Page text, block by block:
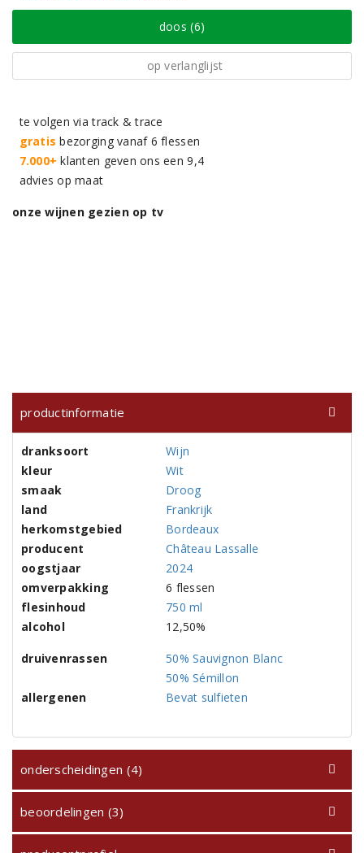
doos (6)
op verlanglijst
te volgen via track & trace
gratis bezorging vanaf 6 flessen
7.000+ klanten geven ons een 9,4
advies op maat
onze wijnen gezien op tv
productinformatie
dranksoort
Wijn
kleur
Wit
smaak
Droog
land
Frankrijk
herkomstgebied
Bordeaux
producent
Château Lassalle
oogstjaar
2024
omverpakking
6 flessen
flesinhoud
750 ml
alcohol
12,50%
druivenrassen
50% Sauvignon Blanc
50% Sémillon
allergenen
Bevat sulfieten
onderscheidingen (4)
beoordelingen (3)